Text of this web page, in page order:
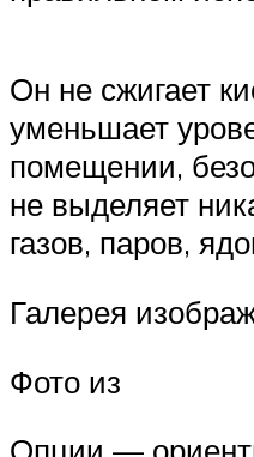
Он не сжигает
уменьшает
помещении,
не выделяет
газов, паров,
Галерея
Фото из